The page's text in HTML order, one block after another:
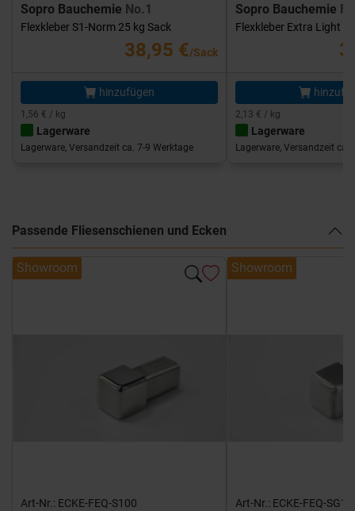
Sopro Bauchemie No.1
Flexkleber S1-Norm 25 kg Sack
38,95 €/Sack
hinzufügen
1,56 € / kg
Lagerware
Lagerware, Versandzeit ca. 7-9 Werktage
Sopro Bauchemie
Flexkleber Extra Light
2,13 € / kg
Lagerware
Lagerware, Versandzeit ca.
Passende Fliesenschienen und Ecken
Showroom
Art-Nr.: ECKE-FEQ-S100
Showroom
Art-Nr.: ECKE-FEQ-